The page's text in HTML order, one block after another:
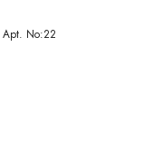
Apt. No:22